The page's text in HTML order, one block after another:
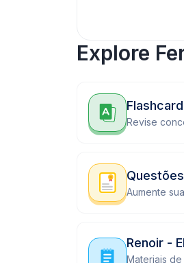
Explore
Revise
Aumente
Renoir -
Materiais